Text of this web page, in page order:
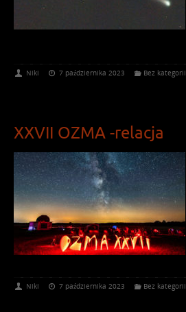
Niki 7 października 2023 Bez kategorii
XXVII OZMA -relacja
Niki 7 października 2023 Bez kategorii